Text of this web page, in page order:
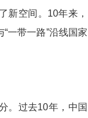
新空间。10年来，
一带一路”沿线国家
。过去10年，中国